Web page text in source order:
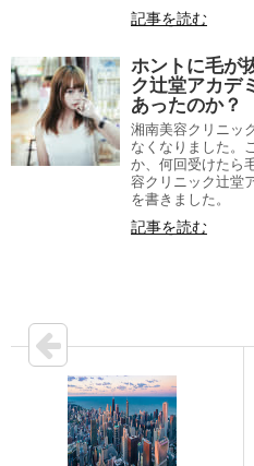
記事を読む
ホントに毛が
ク辻堂アカデ
あったのか？
湘南美容クリニッ
なくなりました。
か、何回受けたら
容クリニック辻堂
を書きました。
記事を読む